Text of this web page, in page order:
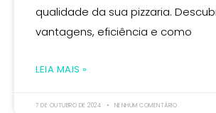
qualidade da sua pizzaria.
vantagens, eficiência e como
LEIA MAIS »
7 DE OUTUBRO DE 2024 NENHUM COMENTÁRIO